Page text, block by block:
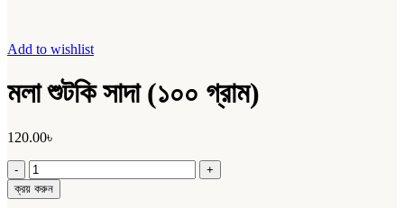
Add to wishlist
মলা শুটকি সাদা (১০০ গ্রাম)
120.00৳
মলা
শুটকি
সাদা
ক্রয় করুন